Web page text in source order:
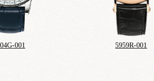
001 5959R-001